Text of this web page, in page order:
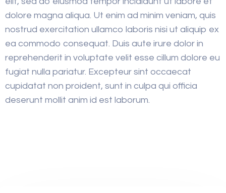
dolore magna aliqua. Ut enim ad minim veniam, quis
nostrud exercitation ullamco laboris nisi ut aliquip ex
ea commodo consequat. Duis aute irure dolor in
reprehenderit in voluptate velit esse cillum dolore eu
fugiat nulla pariatur. Excepteur sint occaecat
cupidatat non proident, sunt in culpa qui officia
deserunt mollit anim id est laborum.